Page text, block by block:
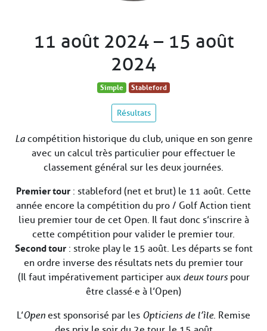
11 août 2024 – 15 août
2024
Simple Stableford
Résultats
Lacompétition historique du club, unique en son genre
avec un calcul très particulier pour effectuer le
classement général sur les deux journées.
Premier tour : stableford (net et brut) le 11 août. Cette
année encore la compétition du pro / Golf Action tient
lieu premier tour de cet Open. Il faut donc s’inscrire à
cette compétition pour valider le premier tour.
Second tour: stroke play le 15 août. Les départs se font
en ordre inverse des résultats nets du premier tour
(Il faut impérativement participer aux deux tourspour
être classé·e à l’Open)
L’Open est sponsorisé par les Opticiens de l’ìle. Remise